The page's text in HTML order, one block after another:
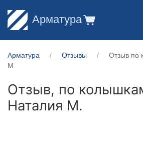
Арматура
Арматура Отзывы
Отзыв по
М.
Отзыв, по
Наталия М.